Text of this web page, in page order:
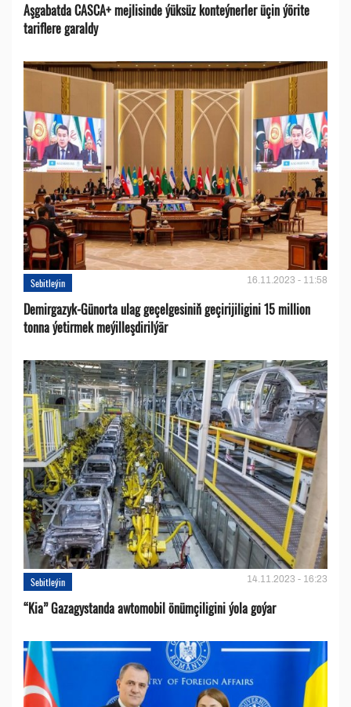
Aşgabatda CASCA+ mejlisinde ýüksüz konteýnerler üçin ýörite
tariflere garaldy
Sebitleýin 16.11.2023 - 11:58
Demirgazyk-Günorta ulag geçelgesiniň geçirijiligini 15 million
tonna ýetirmek meýilleşdirilýär
Sebitleýin 14.11.2023 - 16:23
“Kia” Gazagystanda awtomobil önümçiligini ýola goýar